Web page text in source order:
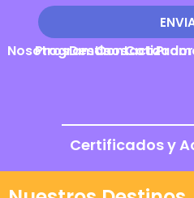
Nosotros
Programas
Destinos
Contacto
Cotizador
Certificados y